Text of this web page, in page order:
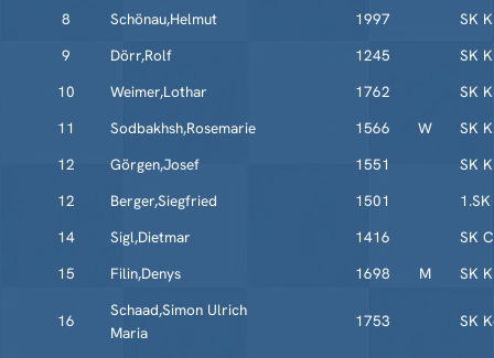
8
Schönau,Helmut 1997
SK
9
Dörr,Rolf 1245
SK
10
Weimer,Lothar 1762
SK
11
Sodbakhsh,Rosemarie 1566 W
SK
12
Görgen,Josef 1551
SK
12
Berger,Siegfried 1501
14
Sigl,Dietmar 1416
SK
15
Filin,Denys 1698 M SK
16
Schaad,Simon Ulrich
Maria
1753 SK